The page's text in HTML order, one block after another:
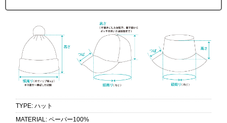
TYPE: ハット
MATERIAL : ペーパー100%